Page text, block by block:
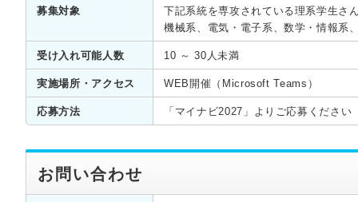
募集対象
下記系統を専攻されている理系学生さ
機械系、電気・電子系、数学・情報系
受け入れ可能人数 10 ～ 30人未満
実施場所・アクセス WEB開催（Microsoft Teams）
応募方法 「マイナビ2027」よりご応募ください
お問い合わせ